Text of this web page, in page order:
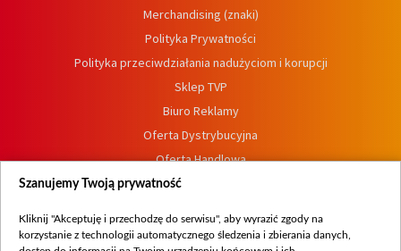
Merchandising (znaki)
Polityka Prywatności
Polityka przeciwdziałania nadużyciom i korupcji
Sklep TVP
Biuro Reklamy
Oferta Dystrybucyjna
Oferta Handlowa
Dostępność
Procedura zgłoszeń wewnętrznych
Szanujemy Twoją prywatność
Kliknij "Akceptuję i przechodzę do serwisu", aby wyrazić zgody na
korzystanie z technologii automatycznego śledzenia i zbierania danych,